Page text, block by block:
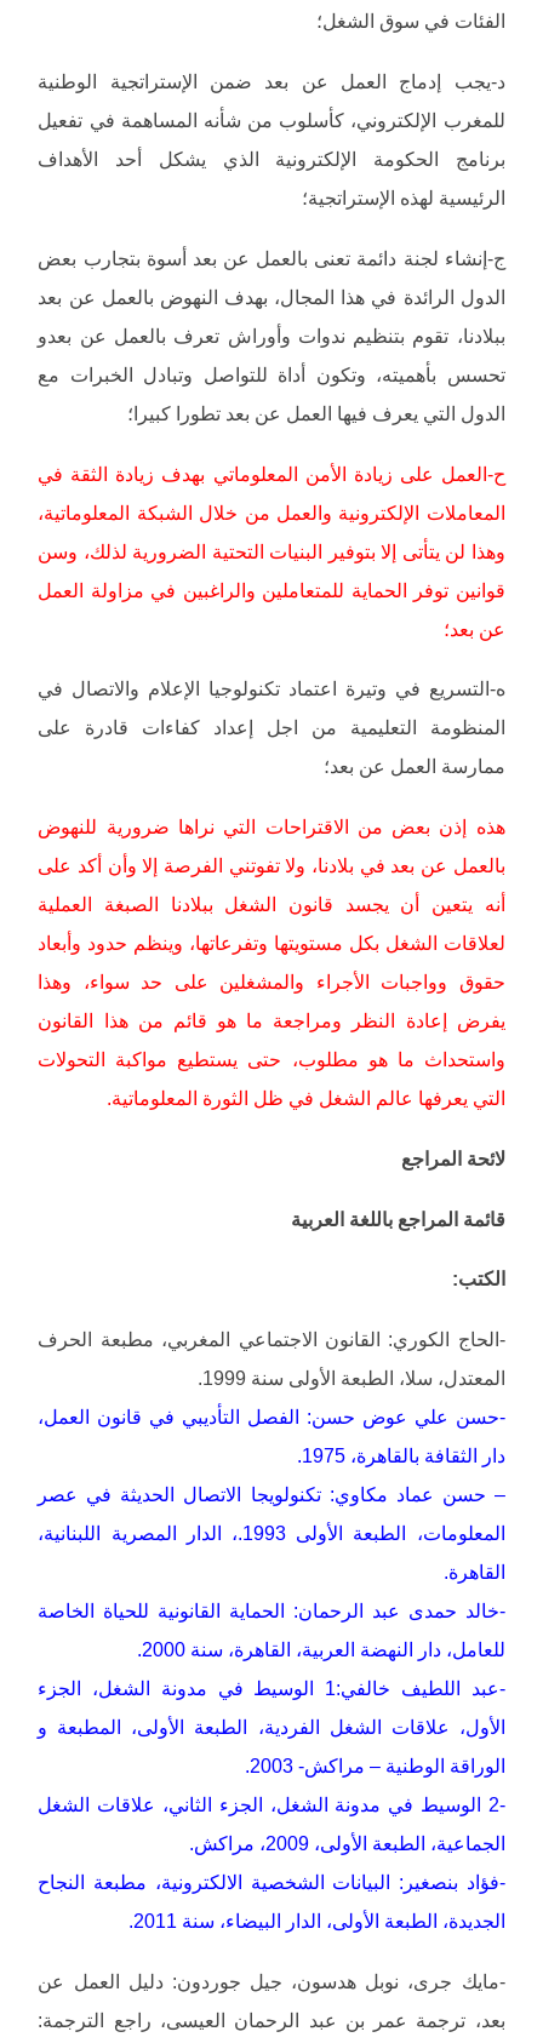
الفئات في سوق الشغل؛
د-يجب إدماج العمل عن بعد ضمن الإستراتجية الوطنية
للمغرب الإلكتروني، كأسلوب من شأنه المساهمة في تفعيل
برنامج الحكومة الإلكترونية الذي يشكل أحد الأهداف
الرئيسية لهذه الإستراتجية؛
ج-إنشاء لجنة دائمة تعنى بالعمل عن بعد أسوة بتجارب بعض
الدول الرائدة في هذا المجال، بهدف النهوض بالعمل عن بعد
ببلادنا، تقوم بتنظيم ندوات وأوراش تعرف بالعمل عن بعدو
تحسس بأهميته، وتكون أداة للتواصل وتبادل الخبرات مع
الدول التي يعرف فيها العمل عن بعد تطورا كبيرا؛
ح-العمل على زيادة الأمن المعلوماتي بهدف زيادة الثقة في
المعاملات الإلكترونية والعمل من خلال الشبكة المعلوماتية،
وهذا لن يتأتى إلا بتوفير البنيات التحتية الضرورية لذلك، وسن
قوانين توفر الحماية للمتعاملين والراغبين في مزاولة العمل
عن بعد؛
ه-التسريع في وتيرة اعتماد تكنولوجيا الإعلام والاتصال في
المنظومة التعليمية من اجل إعداد كفاءات قادرة على
ممارسة العمل عن بعد؛
هذه إذن بعض من الاقتراحات التي نراها ضرورية للنهوض
بالعمل عن بعد في بلادنا، ولا تفوتني الفرصة إلا وأن أكد على
أنه يتعين أن يجسد قانون الشغل ببلادنا الصبغة العملية
لعلاقات الشغل بكل مستويتها وتفرعاتها، وينظم حدود وأبعاد
حقوق وواجبات الأجراء والمشغلين على حد سواء، وهذا
يفرض إعادة النظر ومراجعة ما هو قائم من هذا القانون
واستحداث ما هو مطلوب، حتى يستطيع مواكبة التحولات
التي يعرفها عالم الشغل في ظل الثورة المعلوماتية.
لائحة المراجع
قائمة المراجع باللغة العربية
الكتب:
-الحاج الكوري: القانون الاجتماعي المغربي، مطبعة الحرف
المعتدل، سلا، الطبعة الأولى سنة 1999.
-حسن علي عوض حسن: الفصل التأديبي في قانون العمل،
دار الثقافة بالقاهرة، 1975.
– حسن عماد مكاوي: تكنولويجا الاتصال الحديثة في عصر
المعلومات، الطبعة الأولى 1993.، الدار المصرية اللبنانية،
القاهرة.
-خالد حمدى عبد الرحمان: الحماية القانونية للحياة الخاصة
للعامل، دار النهضة العربية، القاهرة، سنة 2000.
-عبد اللطيف خالفي:1 الوسيط في مدونة الشغل، الجزء
الأول، علاقات الشغل الفردية، الطبعة الأولى، المطبعة و
الوراقة الوطنية – مراكش- 2003.
-2 الوسيط في مدونة الشغل، الجزء الثاني، علاقات الشغل
الجماعية، الطبعة الأولى، 2009، مراكش.
-فؤاد بنصغير: البيانات الشخصية الالكترونية، مطبعة النجاح
الجديدة، الطبعة الأولى، الدار البيضاء، سنة 2011.
-مايك جرى، نوبل هدسون، جيل جوردون: دليل العمل عن
بعد، ترجمة عمر بن عبد الرحمان العيسى، راجع الترجمة: